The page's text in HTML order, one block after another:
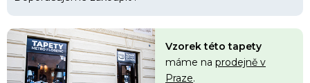
Vzorek této tapety
máme na prodejně v
Praze.